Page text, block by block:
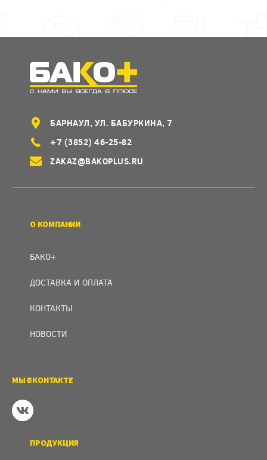
БАРНАУЛ, УЛ. БАБУРКИНА, 7
+7 (3852) 46-25-82
ZAKAZ@BAKOPLUS.RU
О КОМПАНИИ
БАКО+
ДОСТАВКА И ОПЛАТА
КОНТАКТЫ
НОВОСТИ
МЫ ВКОНТАКТЕ
ПРОДУКЦИЯ